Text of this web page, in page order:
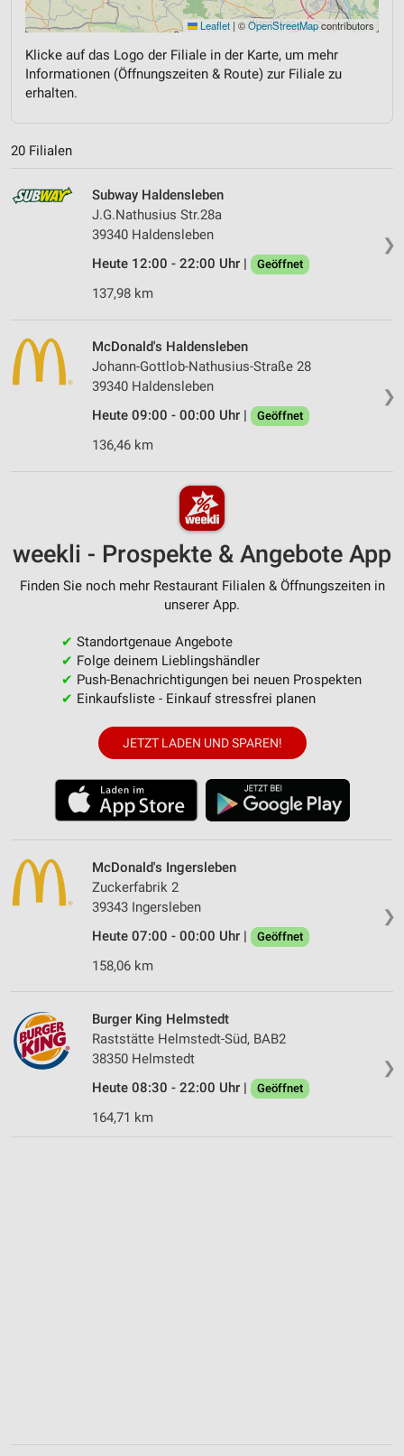
Leaflet | ©OpenStreetMapcontributors
Klicke auf das Logo der Filiale in der Karte, um mehr
Informationen (Öffnungszeiten & Route) zur Filiale zu
erhalten.
20 Filialen
❯
Subway Haldensleben
J.G.Nathusius Str.28a
39340 Haldensleben
Heute 12:00 - 22:00 Uhr |
Geöffnet
137,98 km
❯
McDonald's Haldensleben
Johann-Gottlob-Nathusius-Straße 28
39340 Haldensleben
Heute 09:00 - 00:00 Uhr |
Geöffnet
136,46 km
weekli - Prospekte & Angebote App
Finden Sie noch mehr Restaurant Filialen & Öffnungszeiten in
unserer App.
✔ Standortgenaue Angebote
✔ Folge deinem Lieblingshändler
✔ Push-Benachrichtigungen bei neuen Prospekten
✔ Einkaufsliste - Einkauf stressfrei planen
JETZT LADEN UND SPAREN!
❯
McDonald's Ingersleben
Zuckerfabrik 2
39343 Ingersleben
Heute 07:00 - 00:00 Uhr |
Geöffnet
158,06 km
❯
Burger King Helmstedt
Raststätte Helmstedt-Süd, BAB2
38350 Helmstedt
Heute 08:30 - 22:00 Uhr |
Geöffnet
164,71 km